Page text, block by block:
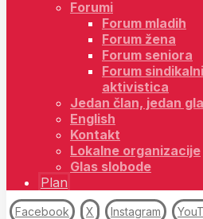
Forumi
Forum mladih
Forum žena
Forum seniora
Forum
aktivistica
Jedan član, jedan
English
Kontakt
Lokalne organizacije
Glas slobode
Plan
Facebook X Instagram